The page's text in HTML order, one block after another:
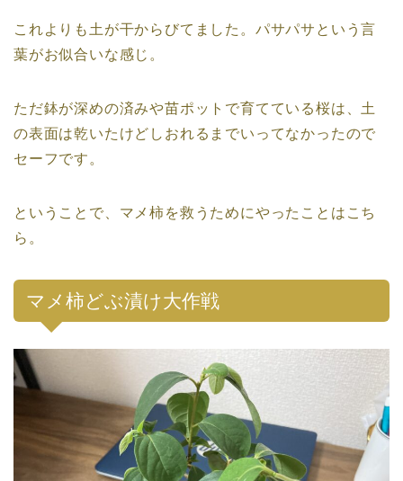
これよりも土が干からびてました。パサパサという言
葉がお似合いな感じ。
ただ鉢が深めの済みや苗ポットで育てている桜は、土
の表面は乾いたけどしおれるまでいってなかったので
セーフです。
ということで、マメ柿を救うためにやったことはこち
ら。
マメ柿どぶ漬け大作戦